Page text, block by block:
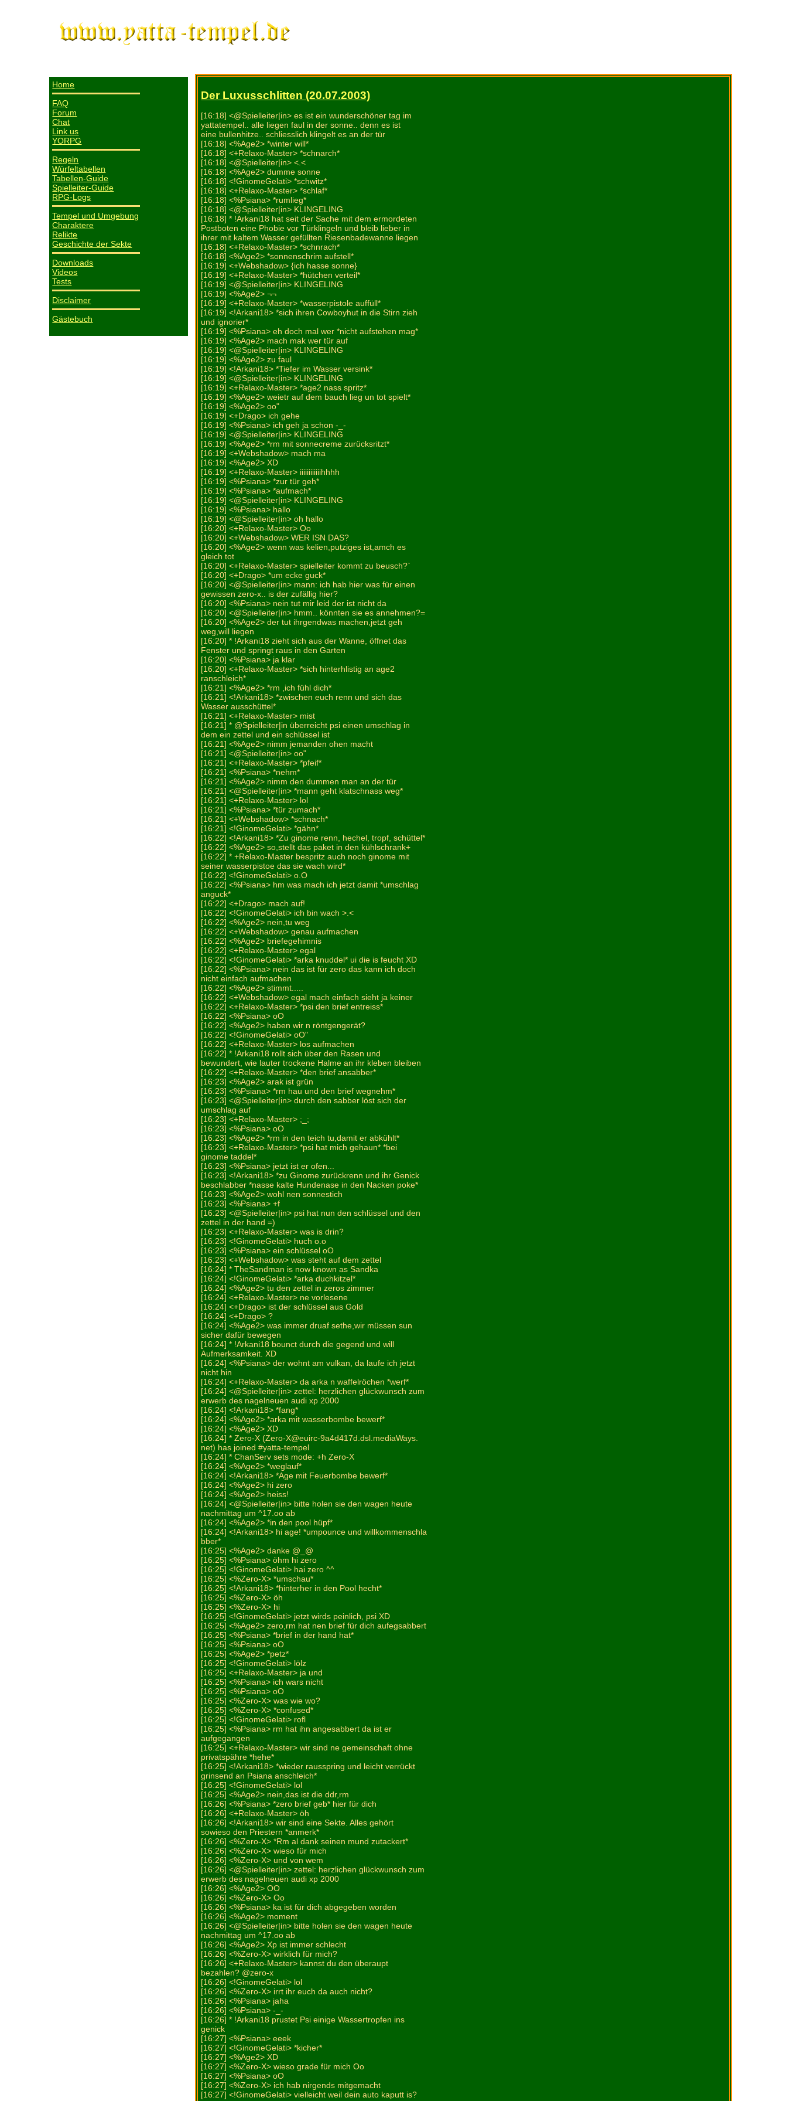
Home
FAQ
Forum
Chat
Link us
YORPG
Regeln
Würfeltabellen
Tabellen-Guide
Spielleiter-Guide
RPG-Logs
Tempel und Umgebung
Charaktere
Relikte
Geschichte der Sekte
Downloads
Videos
Tests
Disclaimer
Gästebuch
Der Luxusschlitten (20.07.2003)
[16:18] <@Spielleiter|in> es ist ein wunderschöner tag im
yattatempel.. alle liegen faul in der sonne.. denn es ist
eine bullenhitze.. schliesslich klingelt es an der tür
[16:18] <%Age2> *winter will*
[16:18] <+Relaxo-Master> *schnarch*
[16:18] <@Spielleiter|in> <.<
[16:18] <%Age2> dumme sonne
[16:18] <!GinomeGelati> *schwitz*
[16:18] <+Relaxo-Master> *schlaf*
[16:18] <%Psiana> *rumlieg*
[16:18] <@Spielleiter|in> KLINGELING
[16:18] * !Arkani18 hat seit der Sache mit dem ermordeten
Postboten eine Phobie vor Türklingeln und bleib lieber in
ihrer mit kaltem Wasser gefüllten Riesenbadewanne liegen
[16:18] <+Relaxo-Master> *schnrach*
[16:18] <%Age2> *sonnenschrim aufstell*
[16:19] <+Webshadow> {ich hasse sonne}
[16:19] <+Relaxo-Master> *hütchen verteil*
[16:19] <@Spielleiter|in> KLINGELING
[16:19] <%Age2> ¬¬
[16:19] <+Relaxo-Master> *wasserpistole auffüll*
[16:19] <!Arkani18> *sich ihren Cowboyhut in die Stirn zieh
und ignorier*
[16:19] <%Psiana> eh doch mal wer *nicht aufstehen mag*
[16:19] <%Age2> mach mak wer tür auf
[16:19] <@Spielleiter|in> KLINGELING
[16:19] <%Age2> zu faul
[16:19] <!Arkani18> *Tiefer im Wasser versink*
[16:19] <@Spielleiter|in> KLINGELING
[16:19] <+Relaxo-Master> *age2 nass spritz*
[16:19] <%Age2> weietr auf dem bauch lieg un tot spielt*
[16:19] <%Age2> oo"
[16:19] <+Drago> ich gehe
[16:19] <%Psiana> ich geh ja schon -_-
[16:19] <@Spielleiter|in> KLINGELING
[16:19] <%Age2> *rm mit sonnecreme zurücksritzt*
[16:19] <+Webshadow> mach ma
[16:19] <%Age2> XD
[16:19] <+Relaxo-Master> iiiiiiiiiiiihhhh
[16:19] <%Psiana> *zur tür geh*
[16:19] <%Psiana> *aufmach*
[16:19] <@Spielleiter|in> KLINGELING
[16:19] <%Psiana> hallo
[16:19] <@Spielleiter|in> oh hallo
[16:20] <+Relaxo-Master> Oo
[16:20] <+Webshadow> WER ISN DAS?
[16:20] <%Age2> wenn was kelien,putziges ist,amch es
gleich tot
[16:20] <+Relaxo-Master> spielleiter kommt zu beusch?`
[16:20] <+Drago> *um ecke guck*
[16:20] <@Spielleiter|in> mann: ich hab hier was für einen
gewissen zero-x.. is der zufällig hier?
[16:20] <%Psiana> nein tut mir leid der ist nicht da
[16:20] <@Spielleiter|in> hmm.. könnten sie es annehmen?=
[16:20] <%Age2> der tut ihrgendwas machen,jetzt geh
weg,will liegen
[16:20] * !Arkani18 zieht sich aus der Wanne, öffnet das
Fenster und springt raus in den Garten
[16:20] <%Psiana> ja klar
[16:20] <+Relaxo-Master> *sich hinterhlistig an age2
ranschleich*
[16:21] <%Age2> *rm ,ich fühl dich*
[16:21] <!Arkani18> *zwischen euch renn und sich das
Wasser ausschüttel*
[16:21] <+Relaxo-Master> mist
[16:21] * @Spielleiter|in überreicht psi einen umschlag in
dem ein zettel und ein schlüssel ist
[16:21] <%Age2> nimm jemanden ohen macht
[16:21] <@Spielleiter|in> oo"
[16:21] <+Relaxo-Master> *pfeif*
[16:21] <%Psiana> *nehm*
[16:21] <%Age2> nimm den dummen man an der tür
[16:21] <@Spielleiter|in> *mann geht klatschnass weg*
[16:21] <+Relaxo-Master> lol
[16:21] <%Psiana> *tür zumach*
[16:21] <+Webshadow> *schnach*
[16:21] <!GinomeGelati> *gähn*
[16:22] <!Arkani18> *Zu ginome renn, hechel, tropf, schüttel*
[16:22] <%Age2> so,stellt das paket in den kühlschrank+
[16:22] * +Relaxo-Master bespritz auch noch ginome mit
seiner wasserpistoe das sie wach wird*
[16:22] <!GinomeGelati> o.O
[16:22] <%Psiana> hm was mach ich jetzt damit *umschlag
anguck*
[16:22] <+Drago> mach auf!
[16:22] <!GinomeGelati> ich bin wach >.<
[16:22] <%Age2> nein,tu weg
[16:22] <+Webshadow> genau aufmachen
[16:22] <%Age2> briefegehimnis
[16:22] <+Relaxo-Master> egal
[16:22] <!GinomeGelati> *arka knuddel* ui die is feucht XD
[16:22] <%Psiana> nein das ist für zero das kann ich doch
nicht einfach aufmachen
[16:22] <%Age2> stimmt.....
[16:22] <+Webshadow> egal mach einfach sieht ja keiner
[16:22] <+Relaxo-Master> *psi den brief entreiss*
[16:22] <%Psiana> oO
[16:22] <%Age2> haben wir n röntgengerät?
[16:22] <!GinomeGelati> oO"
[16:22] <+Relaxo-Master> los aufmachen
[16:22] * !Arkani18 rollt sich über den Rasen und
bewundert, wie lauter trockene Halme an ihr kleben bleiben
[16:22] <+Relaxo-Master> *den brief ansabber*
[16:23] <%Age2> arak ist grün
[16:23] <%Psiana> *rm hau und den brief wegnehm*
[16:23] <@Spielleiter|in> durch den sabber löst sich der
umschlag auf
[16:23] <+Relaxo-Master> ;_;
[16:23] <%Psiana> oO
[16:23] <%Age2> *rm in den teich tu,damit er abkühlt*
[16:23] <+Relaxo-Master> *psi hat mich gehaun* *bei
ginome taddel*
[16:23] <%Psiana> jetzt ist er ofen...
[16:23] <!Arkani18> *zu Ginome zurückrenn und ihr Genick
beschlabber *nasse kalte Hundenase in den Nacken poke*
[16:23] <%Age2> wohl nen sonnestich
[16:23] <%Psiana> +f
[16:23] <@Spielleiter|in> psi hat nun den schlüssel und den
zettel in der hand =)
[16:23] <+Relaxo-Master> was is drin?
[16:23] <!GinomeGelati> huch o.o
[16:23] <%Psiana> ein schlüssel oO
[16:23] <+Webshadow> was steht auf dem zettel
[16:24] * TheSandman is now known as Sandka
[16:24] <!GinomeGelati> *arka duchkitzel*
[16:24] <%Age2> tu den zettel in zeros zimmer
[16:24] <+Relaxo-Master> ne vorlesene
[16:24] <+Drago> ist der schlüssel aus Gold
[16:24] <+Drago> ?
[16:24] <%Age2> was immer druaf sethe,wir müssen sun
sicher dafür bewegen
[16:24] * !Arkani18 bounct durch die gegend und will
Aufmerksamkeit. XD
[16:24] <%Psiana> der wohnt am vulkan, da laufe ich jetzt
nicht hin
[16:24] <+Relaxo-Master> da arka n waffelröchen *werf*
[16:24] <@Spielleiter|in> zettel: herzlichen glückwunsch zum
erwerb des nagelneuen audi xp 2000
[16:24] <!Arkani18> *fang*
[16:24] <%Age2> *arka mit wasserbombe bewerf*
[16:24] <%Age2> XD
[16:24] * Zero-X (Zero-X@euirc-9a4d417d.dsl.mediaWays.
net) has joined #yatta-tempel
[16:24] * ChanServ sets mode: +h Zero-X
[16:24] <%Age2> *weglauf*
[16:24] <!Arkani18> *Age mit Feuerbombe bewerf*
[16:24] <%Age2> hi zero
[16:24] <%Age2> heiss!
[16:24] <@Spielleiter|in> bitte holen sie den wagen heute
nachmittag um ^17.oo ab
[16:24] <%Age2> *in den pool hüpf*
[16:24] <!Arkani18> hi age! *umpounce und willkommenschla
bber*
[16:25] <%Age2> danke @_@
[16:25] <%Psiana> öhm hi zero
[16:25] <!GinomeGelati> hai zero ^^
[16:25] <%Zero-X> *umschau*
[16:25] <!Arkani18> *hinterher in den Pool hecht*
[16:25] <%Zero-X> öh
[16:25] <%Zero-X> hi
[16:25] <!GinomeGelati> jetzt wirds peinlich, psi XD
[16:25] <%Age2> zero,rm hat nen brief für dich aufegsabbert
[16:25] <%Psiana> *brief in der hand hat*
[16:25] <%Psiana> oO
[16:25] <%Age2> *petz*
[16:25] <!GinomeGelati> lölz
[16:25] <+Relaxo-Master> ja und
[16:25] <%Psiana> ich wars nicht
[16:25] <%Psiana> oO
[16:25] <%Zero-X> was wie wo?
[16:25] <%Zero-X> *confused*
[16:25] <!GinomeGelati> rofl
[16:25] <%Psiana> rm hat ihn angesabbert da ist er
aufgegangen
[16:25] <+Relaxo-Master> wir sind ne gemeinschaft ohne
privatspähre *hehe*
[16:25] <!Arkani18> *wieder rausspring und leicht verrückt
grinsend an Psiana anschleich*
[16:25] <!GinomeGelati> lol
[16:25] <%Age2> nein,das ist die ddr,rm
[16:26] <%Psiana> *zero brief geb* hier für dich
[16:26] <+Relaxo-Master> öh
[16:26] <!Arkani18> wir sind eine Sekte. Alles gehört
sowieso den Priestern *anmerk*
[16:26] <%Zero-X> *Rm al dank seinen mund zutackert*
[16:26] <%Zero-X> wieso für mich
[16:26] <%Zero-X> und von wem
[16:26] <@Spielleiter|in> zettel: herzlichen glückwunsch zum
erwerb des nagelneuen audi xp 2000
[16:26] <%Age2> OO
[16:26] <%Zero-X> Oo
[16:26] <%Psiana> ka ist für dich abgegeben worden
[16:26] <%Age2> moment
[16:26] <@Spielleiter|in> bitte holen sie den wagen heute
nachmittag um ^17.oo ab
[16:26] <%Age2> Xp ist immer schlecht
[16:26] <%Zero-X> wirklich für mich?
[16:26] <+Relaxo-Master> kannst du den überaupt
bezahlen? @zero-x
[16:26] <!GinomeGelati> lol
[16:26] <%Zero-X> irrt ihr euch da auch nicht?
[16:26] <%Psiana> jaha
[16:26] <%Psiana> -_-
[16:26] * !Arkani18 prustet Psi einige Wassertropfen ins
genick
[16:27] <%Psiana> eeek
[16:27] <!GinomeGelati> *kicher*
[16:27] <%Age2> XD
[16:27] <%Zero-X> wieso grade für mich Oo
[16:27] <%Psiana> oO
[16:27] <%Zero-X> ich hab nirgends mitgemacht
[16:27] <!GinomeGelati> vielleicht weil dein auto kaputt is?